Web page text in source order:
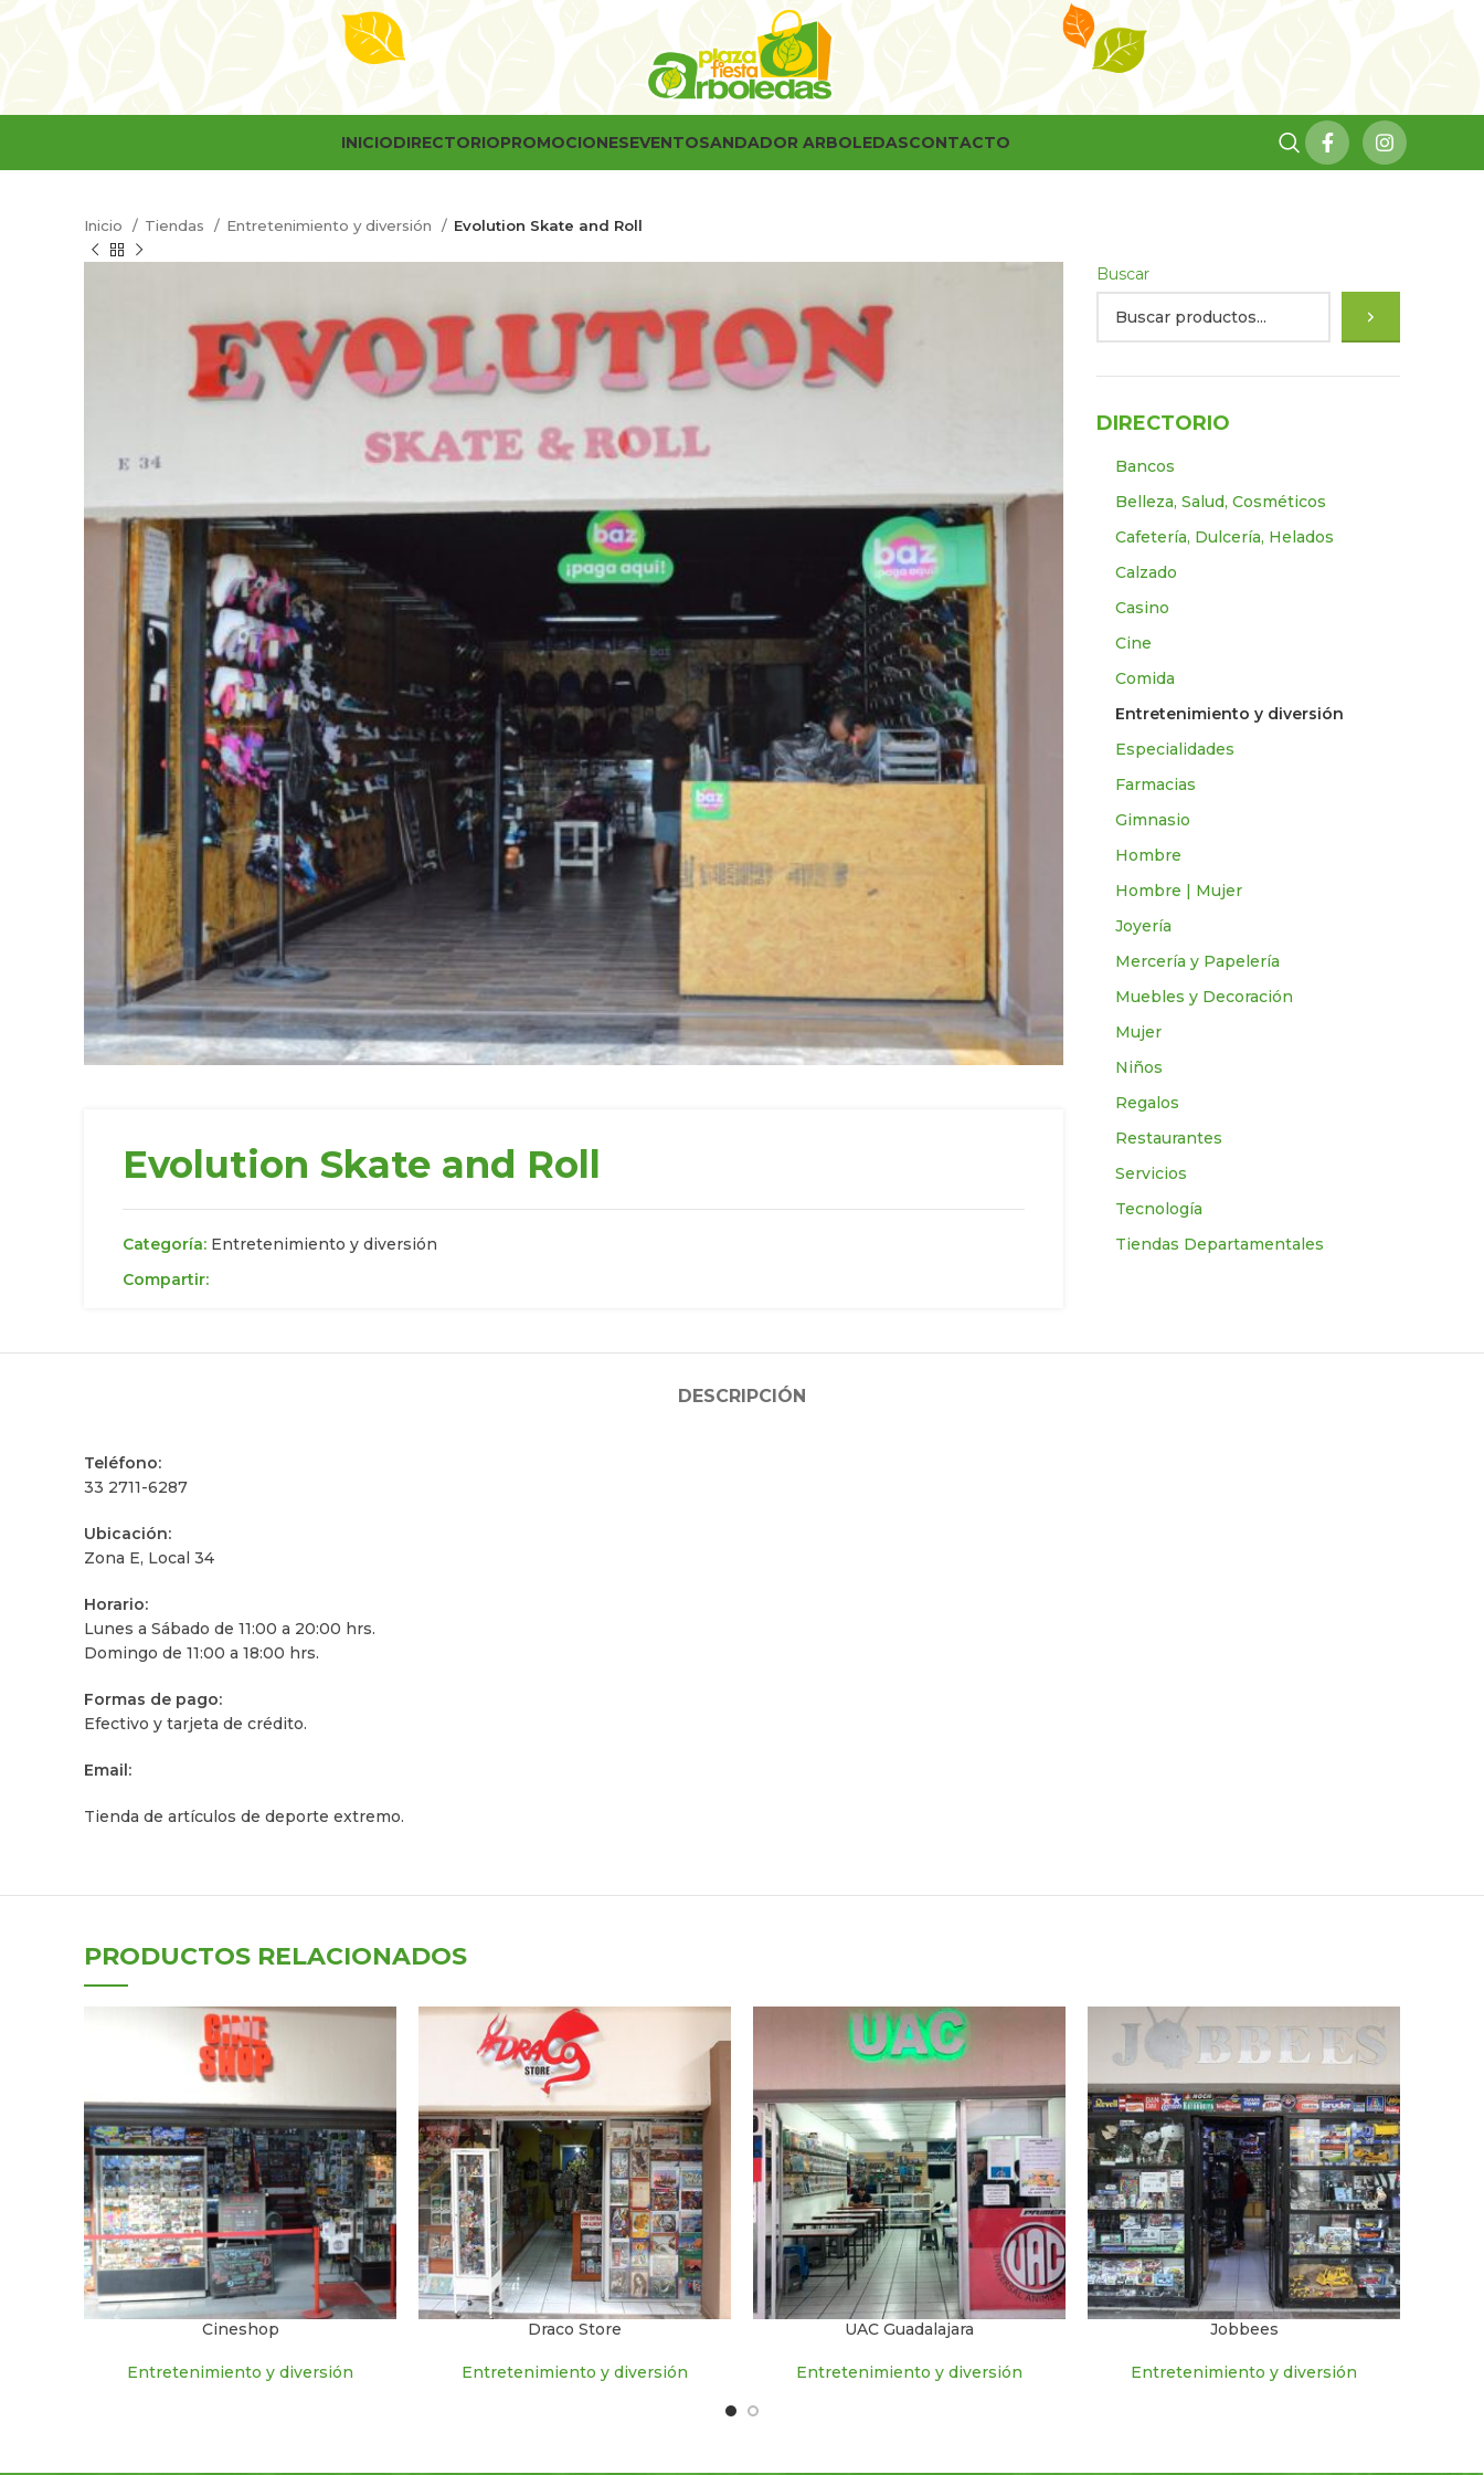
INICIODIRECTORIOPROMOCIONESEVENTOSANDADOR ARBOLEDASCONTACTO
Inicio Tiendas Entretenimiento y diversión Evolution Skate and Roll
Evolution Skate and Roll
Categoría: Entretenimiento y diversión
Compartir:
Buscar
DIRECTORIO
Bancos
Belleza, Salud, Cosméticos
Cafetería, Dulcería, Helados
Calzado
Casino
Cine
Comida
Entretenimiento y diversión
Especialidades
Farmacias
Gimnasio
Hombre
Hombre | Mujer
Joyería
Mercería y Papelería
Muebles y Decoración
Mujer
Niños
Regalos
Restaurantes
Servicios
Tecnologí­a
Tiendas Departamentales
DESCRIPCIÓN
Teléfono:
33 2711-6287
Ubicación:
Zona E, Local 34
Horario:
Lunes a Sábado de 11:00 a 20:00 hrs.
Domingo de 11:00 a 18:00 hrs.
Formas de pago:
Efectivo y tarjeta de crédito.
Email:
Tienda de artículos de deporte extremo.
PRODUCTOS RELACIONADOS
Cineshop
Entretenimiento y diversión
Draco Store
Entretenimiento y diversión
UAC Guadalajara
Entretenimiento y diversión
Jobbees
Entretenimiento y diversión